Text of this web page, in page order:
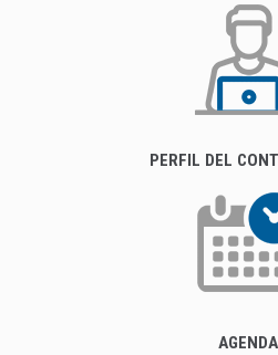
PERFIL DEL
AGENDA